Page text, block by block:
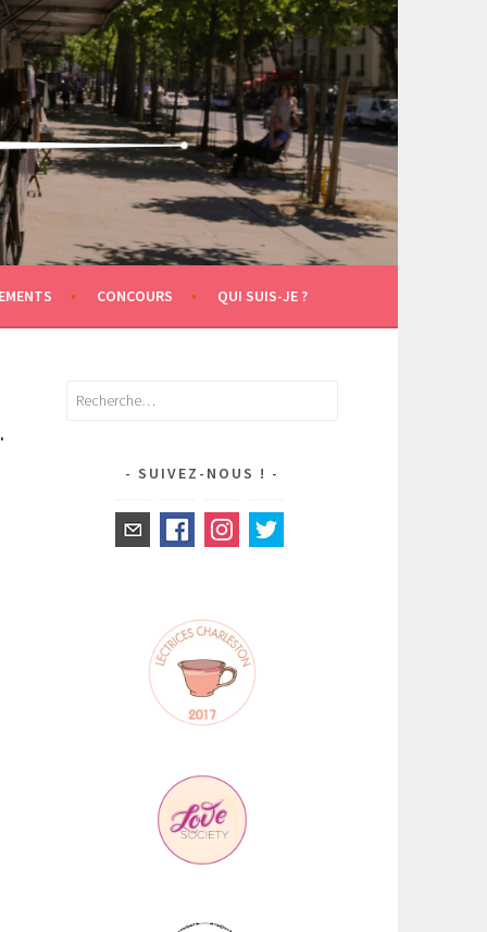
CONCOURS QUI SUIS-JE ?
Rechercher :
SUIVEZ-NOUS !